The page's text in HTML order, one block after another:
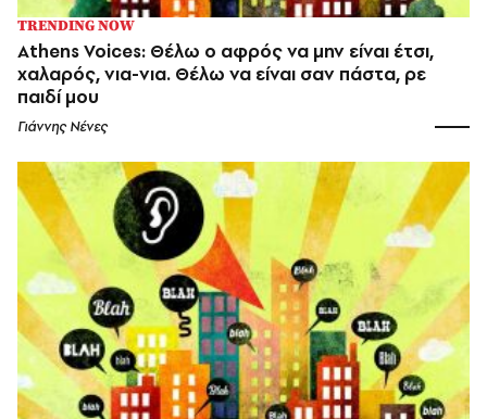
TRENDING NOW
Athens Voices: Θέλω ο αφρός να μην είναι έτσι,
χαλαρός, νια-νια. Θέλω να είναι σαν πάστα, ρε
παιδί μου
Γιάννης Νένες